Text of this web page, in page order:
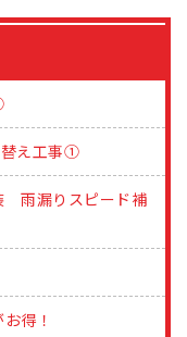
え工事①
雨漏りスピード補
得！